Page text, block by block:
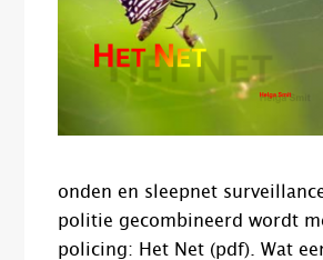
onden en sleepnet
politie gecombineerd wordt
policing: Het Net (pdf). Wat